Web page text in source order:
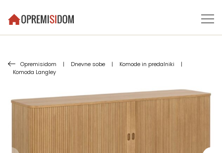
Opremisidom | Dnevne sobe | Komode in predalniki
|
Komoda Langley